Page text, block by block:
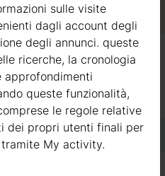
indispensabili
PER IL TRATTAMENTO LEGNO
sulle visite
dagli account degli
degli annunci. queste
ricerche, la cronologia
queste funzionalità,
le regole relative
dei propri utenti finali per
My activity.